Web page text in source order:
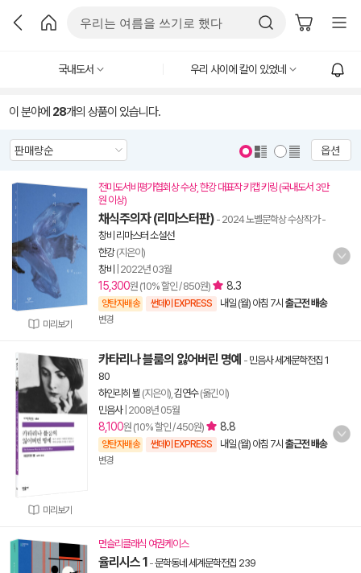
국내도서 우리 사이에 칼이 있었네
이 분야에 28개의 상품이 있습니다.
옵션
미리보기
전미도서비평가협회상 수상, 한강 대표작 키캡 키링 (국내도서 3만
원 이상)
채식주의자 (리마스터판) - 2024 노벨문학상 수상작가-
창비 리마스터 소설선
한강(지은이)
창비
2022년 03월
15,300원 (10% 할인 / 850원) 8.3
양탄자배송 썬데이 EXPRESS 내일 (월) 아침 7시 출근전 배송
변경
미리보기
카타리나 블룸의 잃어버린 명예 - 민음사 세계문학전집 1
80
하인리히 뵐 (지은이), 김연수(옮긴이)
민음사| 2008년 05월
8,100원 (10% 할인 / 450원) 8.8
양탄자배송 썬데이 EXPRESS 내일 (월) 아침 7시 출근전 배송
변경
먼슬리클래식 여권케이스
율리시스 1 -문학동네 세계문학전집 239